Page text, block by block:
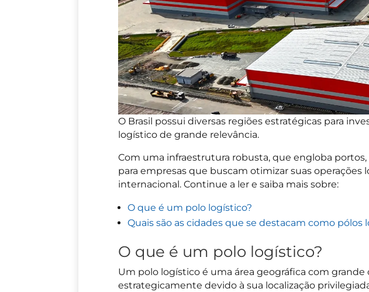
O Brasil possui diversas regiões estratégicas para
logístico de grande relevância.
Com uma infraestrutura robusta, que engloba
para empresas que buscam otimizar suas
internacional. Continue a ler e saiba mais sobre:
O que é um polo logístico?
Quais são as cidades que se destacam como pólos
O que é um polo logístico?
Um polo logístico é uma área geográfica com
estrategicamente devido à sua localização